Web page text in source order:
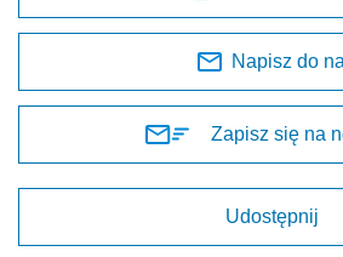
Napisz do
Zapisz się na
Udostępnij